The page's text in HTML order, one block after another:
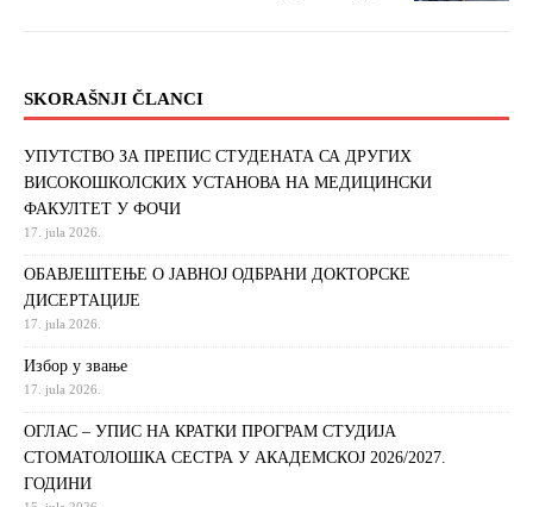
SKORAŠNJI ČLANCI
УПУТСТВО ЗА ПРЕПИС СТУДЕНАТА СА ДРУГИХ
ВИСОКОШКОЛСКИХ УСТАНОВА НА МЕДИЦИНСКИ
ФАКУЛТЕТ У ФОЧИ
17. jula 2026.
ОБАВЈЕШТЕЊЕ О ЈАВНОЈ ОДБРАНИ ДОКТОРСКЕ
ДИСЕРТАЦИЈЕ
17. jula 2026.
Избор у звање
17. jula 2026.
ОГЛАС – УПИС НА КРАТКИ ПРОГРАМ СТУДИЈА
СТОМАТОЛОШКА СЕСТРА У АКАДЕМСКОЈ 2026/2027.
ГОДИНИ